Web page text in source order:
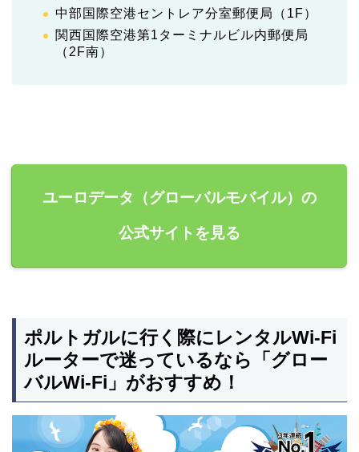
中部国際空港セントレア分室郵便局（1F）
関西国際空港第1ターミナルビル内郵便局
（2F南）
ユーロデータ（グローバルモバイル）の
公式サイトを見る
ポルトガルに行く際にレンタルWi-Fi
ルーターで迷っているなら「グロー
バルWi-Fi」がおすすめ！